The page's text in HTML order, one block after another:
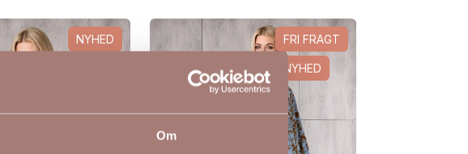
Om
NYHED FRI FRAGT
NYHED